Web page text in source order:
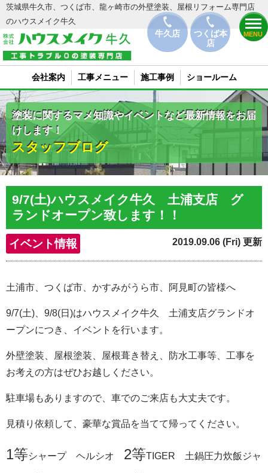
牛久店
つくば本
店
MENU
茨城県牛久市、つくば市、龍ヶ崎市の外壁塗装、屋根リフォーム専門店
のハウスメイク牛久
会社案内 工事メニュー 施工事例 ショールーム
塗装に関するマメ知識やイベントなど最新情報をお届
けします！
スタッフブログ
9/7(土)ハウスメイク牛久 土浦支店 グ
ランドオープン致します！！
イベント情報 2019.09.06 (Fri) 更新
土浦市、つくば市、かすみがうら市、阿見町の皆様へ
9/7(土)、9/8(日)はハウスメイク牛久 土浦支店グランドオ
ープンにつき、イベントを行います。
外壁塗装、屋根塗装、屋根葺き替え、防水工事等、工事を
お考えの方はぜひお越しください。
駐車場もありますので、車でのご来店も大丈夫です。
見積り依頼して、豪華な賞品を当てて帰ってください。
1等シャープ ヘルシオ 2等TIGER 土鍋圧力炊飯ジャ